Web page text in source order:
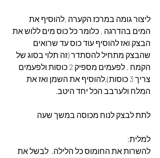
ליצור גומה במרכז הקערה ,להוסיף את
המים בהדרגה , כלומר כל כוס מים ללוש את
הבצק ואז להוסיף עוד כוס עד שרואים
שהבצק מתחיל להסתדר (זה תלוי בסוג של
הקמח , לפעמים מספיק 2 כוסות ולפעמים
צריך 3 כוסות),להוסיף את השמן ואז את
המלח ולערבב הכל יחד היטב.
לתת לבצק לנוח מכוסה במשך שעה
למלית:
להשרות את החומוס כל הלילה.  לבשל את